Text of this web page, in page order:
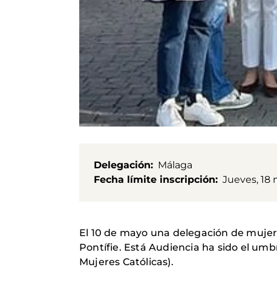
Delegación
Málaga
Fecha límite inscripción
Jueves, 18
El 10 de mayo una delegación de
Pontífie. Está Audiencia ha sido el
Mujeres Católicas).